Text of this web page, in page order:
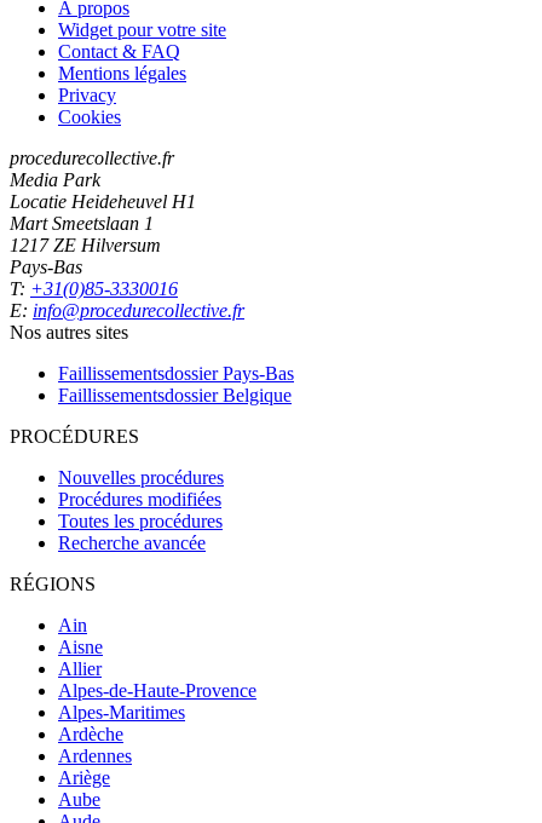
À propos
Widget pour votre site
Contact & FAQ
Mentions légales
Privacy
Cookies
procedurecollective.fr
Media Park
Locatie Heideheuvel H1
Mart Smeetslaan 1
1217 ZE Hilversum
Pays-Bas
T: +31(0)85-3330016
E: info@procedurecollective.fr
Nos autres sites
Faillissementsdossier Pays-Bas
Faillissementsdossier Belgique
PROCÉDURES
Nouvelles procédures
Procédures modifiées
Toutes les procédures
Recherche avancée
RÉGIONS
Ain
Aisne
Allier
Alpes-de-Haute-Provence
Alpes-Maritimes
Ardèche
Ardennes
Ariège
Aube